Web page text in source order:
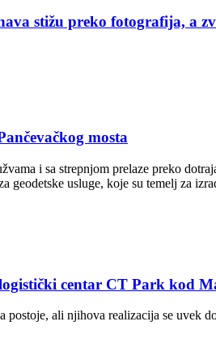
stižu preko fotografija, a
mosta
i sa strepnjom prelaze preko
geodetske usluge, koje su temelj za
centar CT Park kod
postoje, ali njihova realizacija se uvek